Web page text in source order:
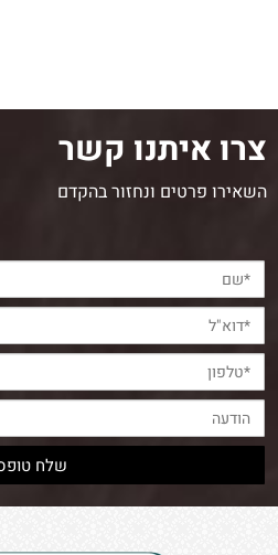
צרו איתנו קשר
השאירו פרטים ונחזור בהקדם